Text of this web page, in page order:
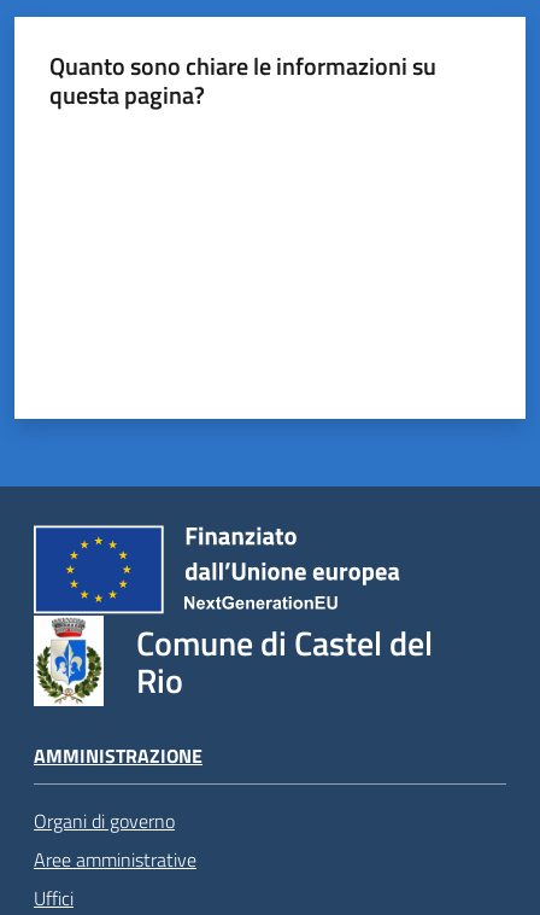
Quanto sono chiare le informazioni su
questa pagina?
Comune di Castel del
Rio
AMMINISTRAZIONE
Organi di governo
Aree amministrative
Uffici